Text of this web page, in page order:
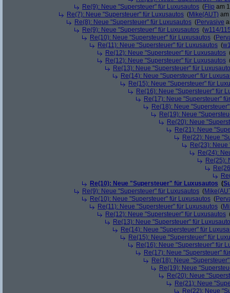
Re(9): Neue "Supersteuer" für Luxusautos (Flip am
Re(7): Neue "Supersteuer" für Luxusautos (Mike(AUT)
Re(8): Neue "Supersteuer" für Luxusautos (Pervasive
Re(9): Neue "Supersteuer" für Luxusautos (w114/
Re(10): Neue "Supersteuer" für Luxusautos (
Re(11): Neue "Supersteuer" für Luxusautos (
Re(12): Neue "Supersteuer" für Luxusautos
Re(12): Neue "Supersteuer" für Luxusautos
Re(13): Neue "Supersteuer" für
Re(14): Neue "Supersteuer" für
Re(15): Neue "Supersteuer" für
Re(16): Neue "Supersteuer" für
Re(17): Neue "Supersteuer"
Re(18): Neue
Re(19): Neue
Re(20): Neue
Re(21): Neue
Re(22): Neue
Re(23):
Re(24):
Re(25):
Re(10): Neue "Supersteuer" für Luxusautos (
Re(9): Neue "Supersteuer" für Luxusautos (
Re(10): Neue "Supersteuer" für Luxusautos (
Re(11): Neue "Supersteuer" für Luxusautos (
Re(12): Neue "Supersteuer" für Luxusautos
Re(13): Neue "Supersteuer" für
Re(14): Neue "Supersteuer" für
Re(15): Neue "Supersteuer" für
Re(16): Neue "Supersteuer" für
Re(17): Neue "Supersteuer"
Re(18): Neue
Re(19): Neue
Re(20): Neue
Re(21): Neue
Re(22): Neue